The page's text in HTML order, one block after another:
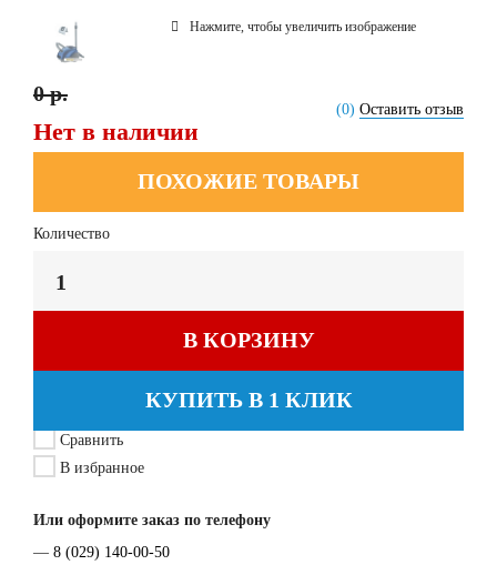
Нажмите, чтобы увеличить изображение
(0) Оставить отзыв
0 р.
Нет в наличии
ПОХОЖИЕ ТОВАРЫ
Количество
В КОРЗИНУ
КУПИТЬ В 1 КЛИК
Сравнить
В избранное
Или оформите заказ по телефону
— 8 (029) 140-00-50